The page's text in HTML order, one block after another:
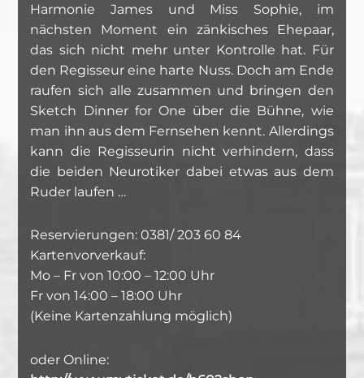
Harmonie James und Miss Sophie, im
nächsten Moment ein zänkisches Ehepaar,
das sich nicht mehr unter Kontrolle hat. Für
den Regisseur eine harte Nuss. Doch am Ende
raufen sich alle zusammen und bringen den
Sketch Dinner for One über die Bühne, wie
man ihn aus dem Fernsehen kennt. Allerdings
kann die Regisseurin nicht verhindern, dass
die beiden Neurotiker dabei etwas aus dem
Ruder laufen …
Reservierungen: 0381/ 203 60 84
Kartenvorverkauf:
Mo – Fr von 10:00 – 12:00 Uhr
Fr von 14:00 – 18:00 Uhr
(Keine Kartenzahlung möglich)
oder Online: